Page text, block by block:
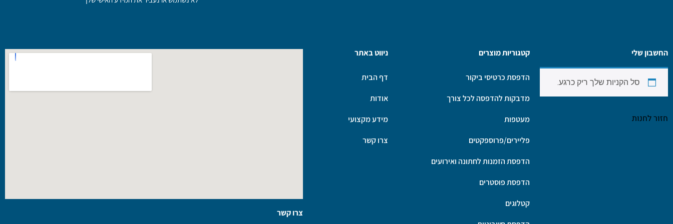
החשבון שלי
סל הקניות שלך ריק כרגע.
חזור לחנות
קטגוריות מוצרים
הדפסת כרטיסי ביקור
מדבקות להדפסה לכל צורך
מעטפות
פליירים/פרוספקטים
הדפסת הזמנות לחתונה ואירועים
הדפסת פוסטרים
קטלוגים
ניווט באתר
דף הבית
אודות
מידע מקצועי
צרו קשר
צרו קשר